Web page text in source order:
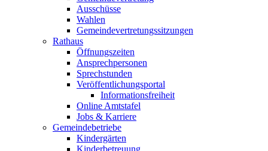
Ausschüsse
Wahlen
Gemeindevertretungssitzungen
Rathaus
Öffnungszeiten
Ansprechpersonen
Sprechstunden
Veröffentlichungsportal
Informationsfreiheit
Online Amtstafel
Jobs & Karriere
Gemeindebetriebe
Kindergärten
Kinderbetreuung